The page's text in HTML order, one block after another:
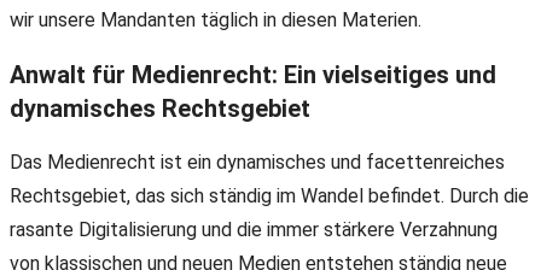
wir unsere Mandanten täglich in diesen Materien.
Anwalt für Medienrecht: Ein vielseitiges und
dynamisches Rechtsgebiet
Das Medienrecht ist ein dynamisches und facettenreiches
Rechtsgebiet, das sich ständig im Wandel befindet. Durch die
rasante Digitalisierung und die immer stärkere Verzahnung
von klassischen und neuen Medien entstehen ständig neue